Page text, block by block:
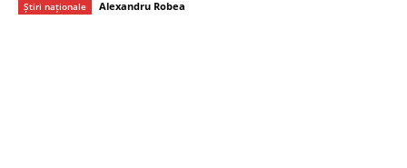
Știri naționale Alexandru Robea